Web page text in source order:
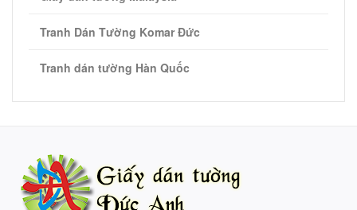
Tranh Dán Tường Komar Đức
Tranh dán tường Hàn Quốc